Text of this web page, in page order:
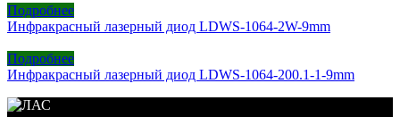
Подробнее
Инфракрасный лазерный диод LDWS-1064-2W-9mm
Подробнее
Инфракрасный лазерный диод LDWS-1064-200.1-1-9mm